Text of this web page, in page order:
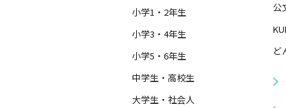
小学1・2年生
小学3・4年生
小学5・6年生
中学生・高校生
大学生・社会人
公
ど